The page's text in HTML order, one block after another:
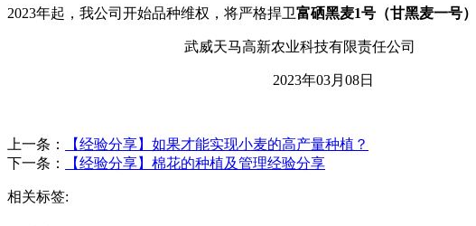
2023年起，我公司开始品种维权，将严格捍卫富硒黑麦1号（甘黑麦一号）
武威天马高新农业科技有限责任公司
2023年03月 08日
上一条：
【经验分享】如果才能实现小麦的高产量种植？
下一条：
【经验分享】棉花的种植及管理经验分享
相关标签: